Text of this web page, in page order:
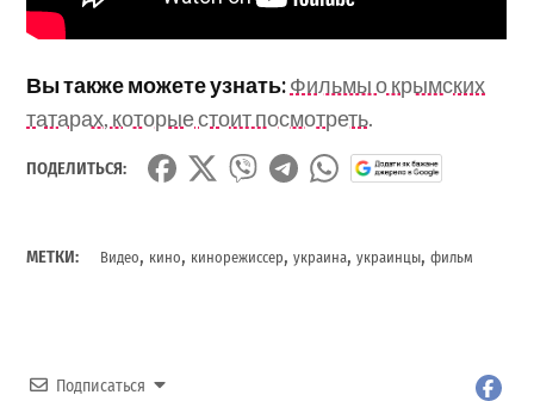
Вы также можете узнать:Фильмы о крымских
татарах, которые стоит посмотреть.
ПОДЕЛИТЬСЯ:
МЕТКИ: Видео, кино, кинорежиссер,украина,украинцы,фильм
Подписаться